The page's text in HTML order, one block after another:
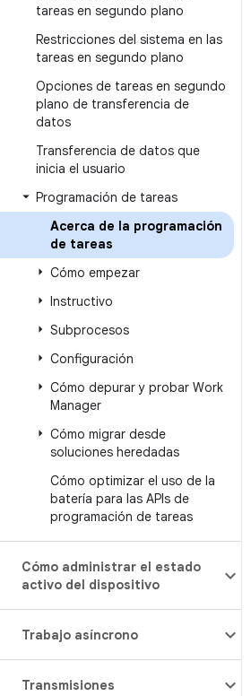
tareas en segundo plano
Restricciones del sistema en las
tareas en segundo plano
Opciones de tareas en segundo
plano de transferencia de
datos
Transferencia de datos que
inicia el usuario
Programación de tareas
Acerca de la programación
de tareas
Cómo empezar
Instructivo
Subprocesos
Configuración
Cómo depurar y probar Work
Manager
Cómo migrar desde
soluciones heredadas
Cómo optimizar el uso de la
batería para las APIs de
programación de tareas
Cómo administrar el estado
activo del dispositivo
Trabajo asíncrono
Transmisiones